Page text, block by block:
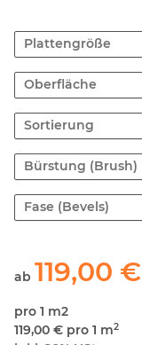
Plattengröße
Oberfläche
Sortierung
Bürstung (Brush)
Fase (Bevels)
ab 119,00 €
pro 1 m2
119,00 € pro 1 m2